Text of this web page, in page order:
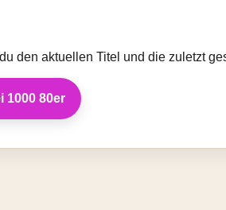
den aktuellen Titel und die zuletzt
1000 80er